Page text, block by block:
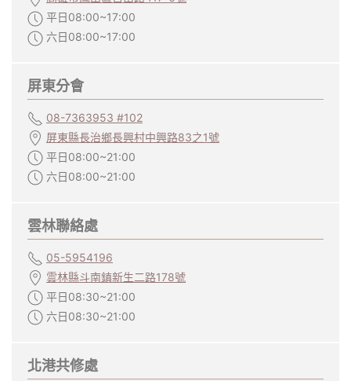
平日08:00~17:00
六日08:00~17:00
屏東分會
08-7363953 #102
屏東縣長治鄉長興村中興路83之1號
平日08:00~21:00
六日08:00~21:00
雲林聯絡處
05-5954196
雲林縣斗南鎮新生二路178號
平日08:30~21:00
六日08:30~21:00
北港共修處